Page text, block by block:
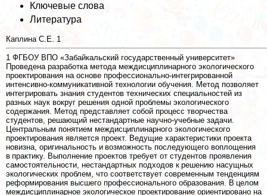
Ключевые слова
Литература
Каплина С.Е. 1
1 ФГБОУ ВПО «Забайкальский государственный университет»
Проведена разработка метода междисциплинарного экологического
проектирования на основе профессионально-интегрированной
интенсивно-коммуникативной технологии обучения. Метод позволяет
интегрировать знания студентов технических специальностей из
разных наук вокруг решения одной проблемы экологического
содержания. Метод представляет собой процесс творчества
студентов, решающий нестандартные научно-учебные задачи.
Центральным понятием междисциплинарного экологического
проектирования является проект. Ведущие хаpaктеристики проекта
новизна, оригинальность и возможность последующего воплощения
в пpaктику. Выполнение проектов требует от студентов проявления
самостоятельности, нестандартных подходов к решению насущных
экологических проблем, что соответствует современным тенденциям
реформирования высшего профессионального образования. В целом
междисциплинарное экологическое проектирование ориентировано на